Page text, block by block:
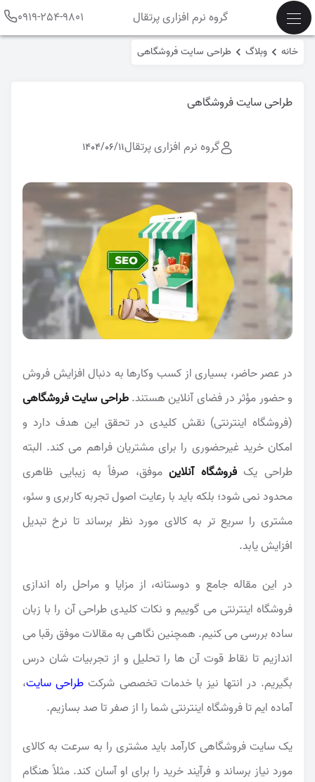
گروه نرم افزاری پرتقال 0919-254-9801
خانه وبلاگ طراحی سایت فروشگاهی
طراحی سایت فروشگاهی
گروه نرم افزاری پرتقال1404/06/11
در عصر حاضر، بسیاری از کسب وکارها به دنبال افزایش فروش
و حضور مؤثر در فضای آنلاین هستند.طراحی سایت فروشگاهی
(فروشگاه اینترنتی) نقش کلیدی در تحقق این هدف دارد و
امکان خرید غیرحضوری را برای مشتریان فراهم می کند. البته
طراحی یکفروشگاه آنلاینموفق، صرفاً به زیبایی ظاهری
محدود نمی شود؛ بلکه باید با رعایت اصول تجربه کاربری و سئو،
مشتری را سریع تر به کالای مورد نظر برساند تا نرخ تبدیل
افزایش یابد.
در این مقاله جامع و دوستانه، از مزایا و مراحل راه اندازی
فروشگاه اینترنتی می گوییم و نکات کلیدی طراحی آن را با زبان
ساده بررسی می کنیم. همچنین نگاهی به مقالات موفق رقبا می
اندازیم تا نقاط قوت آن ها را تحلیل و از تجربیات شان درس
بگیریم. در انتها نیز با خدمات تخصصی شرکت طراحی سایت،
آماده ایم تا فروشگاه اینترنتی شما را از صفر تا صد بسازیم.
یک سایت فروشگاهی کارآمد باید مشتری را به سرعت به کالای
مورد نیاز برساند و فرآیند خرید را برای او آسان کند. مثلاً هنگام